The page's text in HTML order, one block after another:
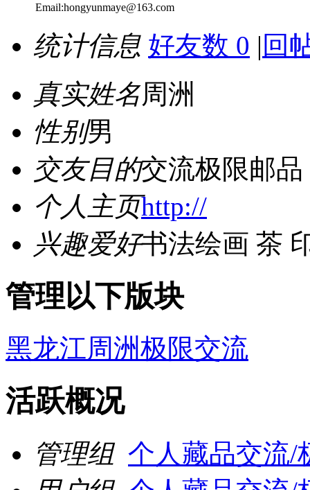
Email:hongyunmaye@163.com
统计信息 好友数 0 | 回
真实姓名周洲
性别男
交友目的交流极限邮品
个人主页http://
兴趣爱好书法绘画 茶
管理以下版块
黑龙江周洲极限交流
活跃概况
管理组 个人藏品交流/